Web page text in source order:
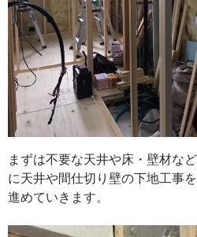
まずは不要な天井や床・壁材な
に天井や間仕切り壁の下地工事
進めていきます。